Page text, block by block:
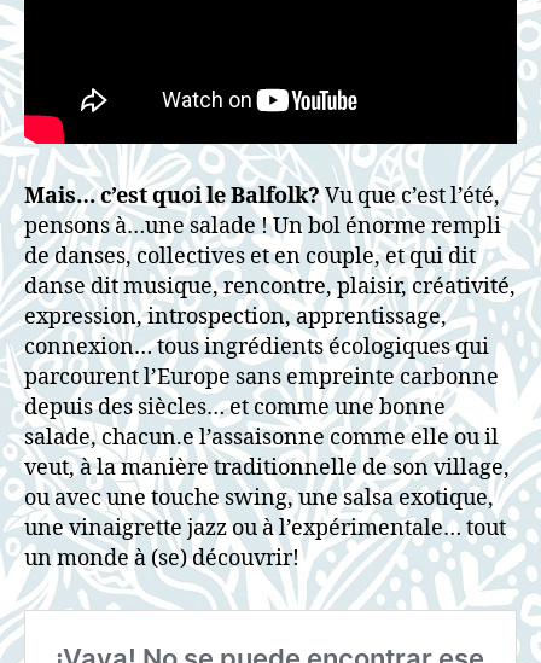
Mais… c’est quoi le Balfolk?Vu que c’est l’été,
pensons à…une salade ! Un bol énorme rempli
de danses, collectives et en couple, et qui dit
danse dit musique, rencontre, plaisir, créativité,
expression, introspection, apprentissage,
connexion… tous ingrédients écologiques qui
parcourent l’Europe sans empreinte carbonne
depuis des siècles… et comme une bonne
salade, chacun.e l’assaisonne comme elle ou il
veut, à la manière traditionnelle de son village,
ou avec une touche swing, une salsa exotique,
une vinaigrette jazz ou à l’expérimentale… tout
un monde à (se) découvrir!